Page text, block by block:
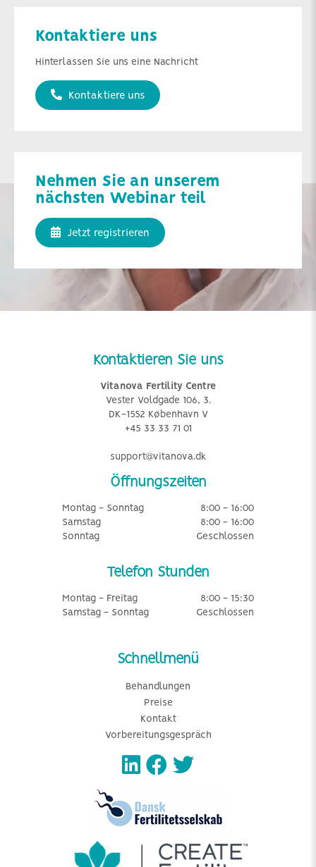
Kontaktiere uns
Hinterlassen Sie uns eine Nachricht
Kontaktiere uns
Nehmen Sie an unserem
nächsten Webinar teil
Jetzt registrieren
Kontaktieren Sie uns
Vitanova Fertility Centre
Vester Voldgade 106, 3.
DK-1552 København V
+45 33 33 71 01
support@vitanova.dk
Öffnungszeiten
Montag - Sonntag
8:00 - 16:00
Samstag
8:00 - 16:00
Sonntag
Geschlossen
Telefon Stunden
Montag - Freitag
8:00 - 15:30
Samstag - Sonntag
Geschlossen
Schnellmenü
Behandlungen
Preise
Kontakt
Vorbereitungsgespräch